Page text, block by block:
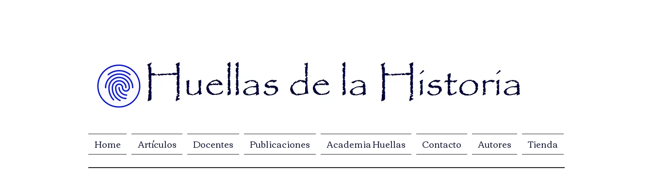
Home Artículos Docentes Publicaciones Academia Huellas Contacto Autores Tienda